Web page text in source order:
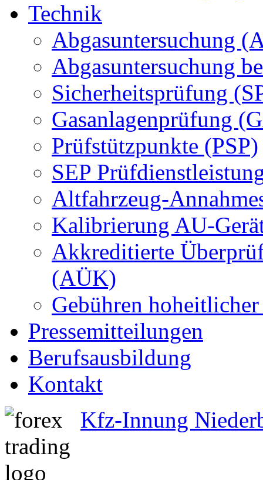
Technik
Abgasuntersuchung
Abgasuntersuchung
Sicherheitsprüfung
Gasanlagenprüfung
Prüfstützpunkte (PSP)
SEP
Altfahrzeug-
Kalibrierung AU-
Akkreditierte
(AÜK)
Gebühren
Pressemitteilungen
Berufsausbildung
Kontakt
Kfz-Innung